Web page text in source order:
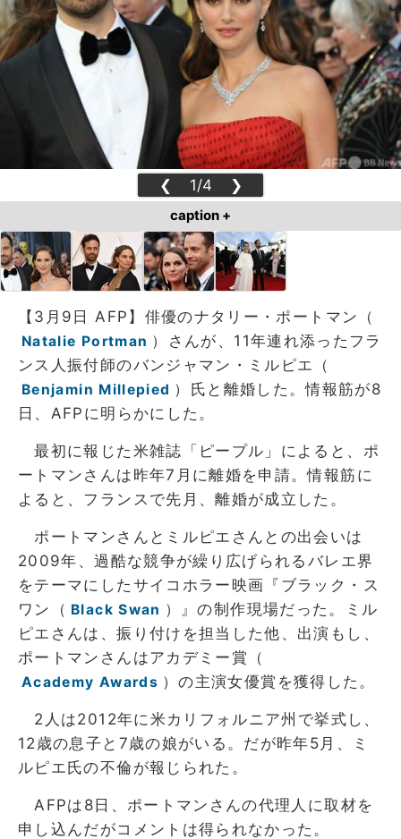
❮ 1/4 ❯
caption +
【3月9日 AFP】俳優のナタリー・ポートマン（
Natalie Portman ）さんが、11年連れ添ったフラ
ンス人振付師のバンジャマン・ミルピエ（
Benjamin Millepied ）氏と離婚した。情報筋が8
日、AFPに明らかにした。
最初に報じた米雑誌「ピープル」によると、ポ
ートマンさんは昨年7月に離婚を申請。情報筋に
よると、フランスで先月、離婚が成立した。
ポートマンさんとミルピエさんとの出会いは
2009年、過酷な競争が繰り広げられるバレエ界
をテーマにしたサイコホラー映画『ブラック・ス
ワン（ Black Swan ）』の制作現場だった。ミル
ピエさんは、振り付けを担当した他、出演もし、
ポートマンさんはアカデミー賞（
Academy Awards ）の主演女優賞を獲得した。
2人は2012年に米カリフォルニア州で挙式し、
12歳の息子と7歳の娘がいる。だが昨年5月、ミ
ルピエ氏の不倫が報じられた。
AFPは8日、ポートマンさんの代理人に取材を
申し込んだがコメントは得られなかった。